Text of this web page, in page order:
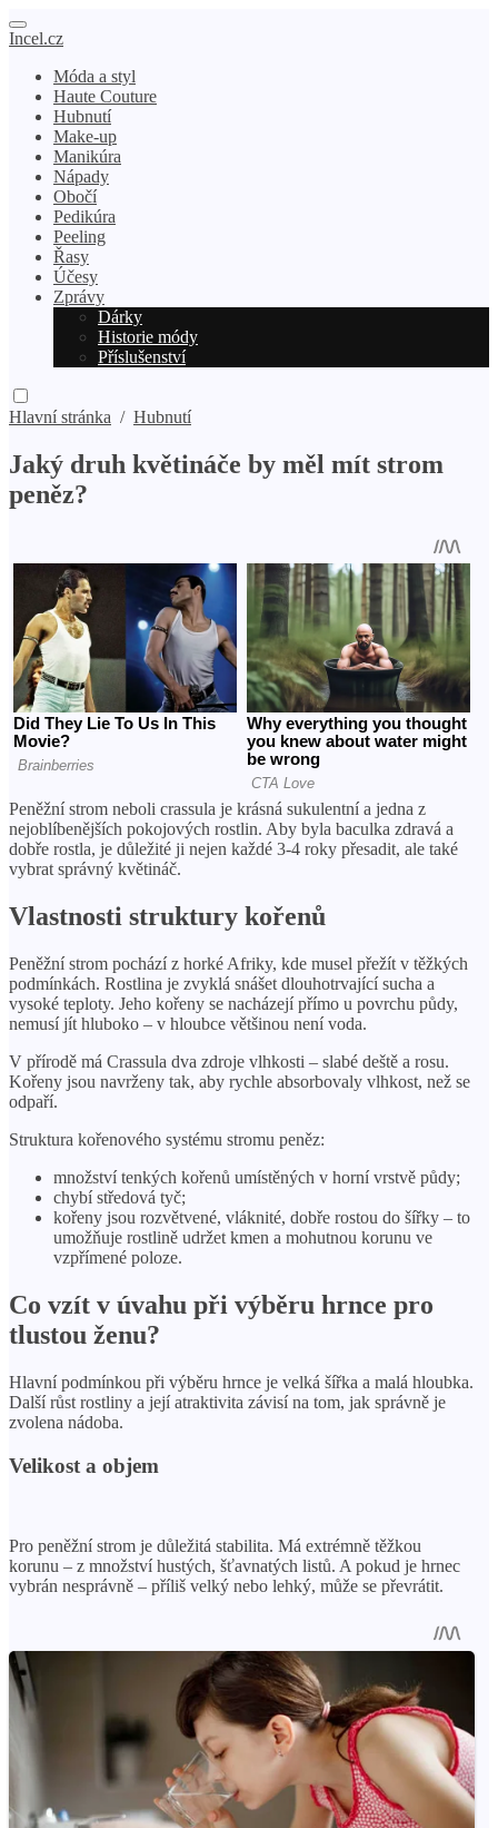
Incel.cz
Móda a styl
Haute Couture
Hubnutí
Make-up
Manikúra
Nápady
Obočí
Pedikúra
Peeling
Řasy
Účesy
Zprávy
Dárky
Historie módy
Příslušenství
Hlavní stránka / Hubnutí
Jaký druh květináče by měl mít strom
peněz?
Peněžní strom neboli crassula je krásná sukulentní a jedna z
nejoblíbenějších pokojových rostlin. Aby byla baculka zdravá a
dobře rostla, je důležité ji nejen každé 3-4 roky přesadit, ale také
vybrat správný květináč.
Vlastnosti struktury kořenů
Peněžní strom pochází z horké Afriky, kde musel přežít v těžkých
podmínkách. Rostlina je zvyklá snášet dlouhotrvající sucha a
vysoké teploty. Jeho kořeny se nacházejí přímo u povrchu půdy,
nemusí jít hluboko – v hloubce většinou není voda.
V přírodě má Crassula dva zdroje vlhkosti – slabé deště a rosu.
Kořeny jsou navrženy tak, aby rychle absorbovaly vlhkost, než se
odpaří.
Struktura kořenového systému stromu peněz:
množství tenkých kořenů umístěných v horní vrstvě půdy;
chybí středová tyč;
kořeny jsou rozvětvené, vláknité, dobře rostou do šířky – to
umožňuje rostlině udržet kmen a mohutnou korunu ve
vzpřímené poloze.
Co vzít v úvahu při výběru hrnce pro
tlustou ženu?
Hlavní podmínkou při výběru hrnce je velká šířka a malá hloubka.
Další růst rostliny a její atraktivita závisí na tom, jak správně je
zvolena nádoba.
Velikost a objem
Pro peněžní strom je důležitá stabilita. Má extrémně těžkou
korunu – z množství hustých, šťavnatých listů. A pokud je hrnec
vybrán nesprávně – příliš velký nebo lehký, může se převrátit.